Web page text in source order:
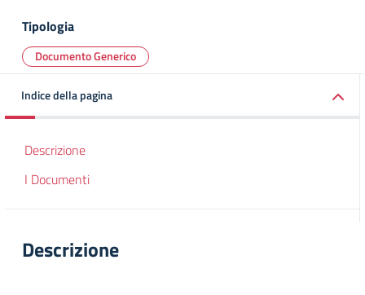
Tipologia
Documento Generico
Indice della pagina
Descrizione
I Documenti
Descrizione